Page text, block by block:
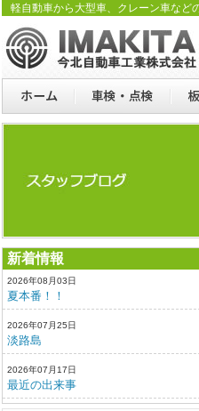
軽自動車から大型車、クレーン車など
新着情報
2026年08月03日
夏本番！！
2026年07月25日
淡路島
2026年07月17日
最近の出来事